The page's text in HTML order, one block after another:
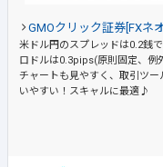
GMOクリック証券[FXネ
米ドル円のスプレッドは0.2銭
ロドルは0.3pips(原則固定、例
チャートも見やすく、取引ツー
いやすい！スキャルに最適♪